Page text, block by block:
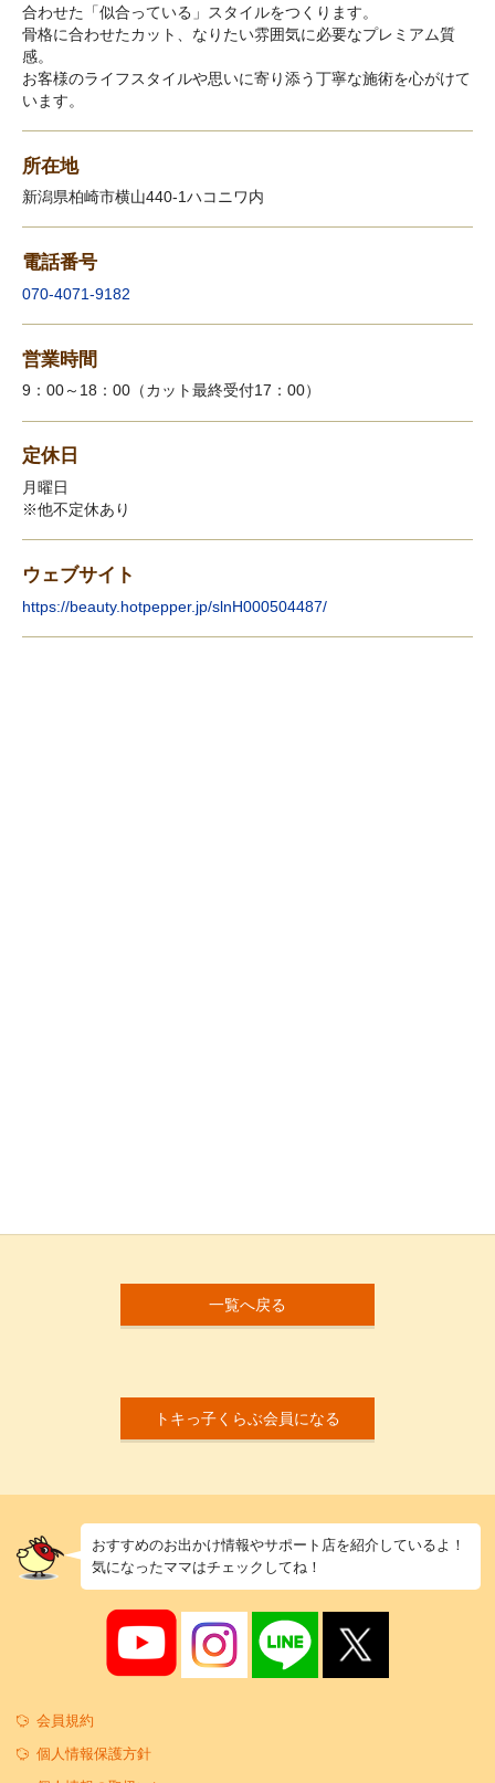
合わせた「似合っている」スタイルをつくります。
骨格に合わせたカット、なりたい雰囲気に必要なプレミアム質
感。
お客様のライフスタイルや思いに寄り添う丁寧な施術を心がけて
います。
所在地
新潟県柏崎市横山440-1ハコニワ内
電話番号
070-4071-9182
営業時間
9：00～18：00（カット最終受付17：00）
定休日
月曜日
※他不定休あり
ウェブサイト
https://beauty.hotpepper.jp/slnH000504487/
一覧へ戻る
トキっ子くらぶ会員になる
おすすめのお出かけ情報やサポート店を紹介しているよ！
気になったママはチェックしてね！
会員規約
個人情報保護方針